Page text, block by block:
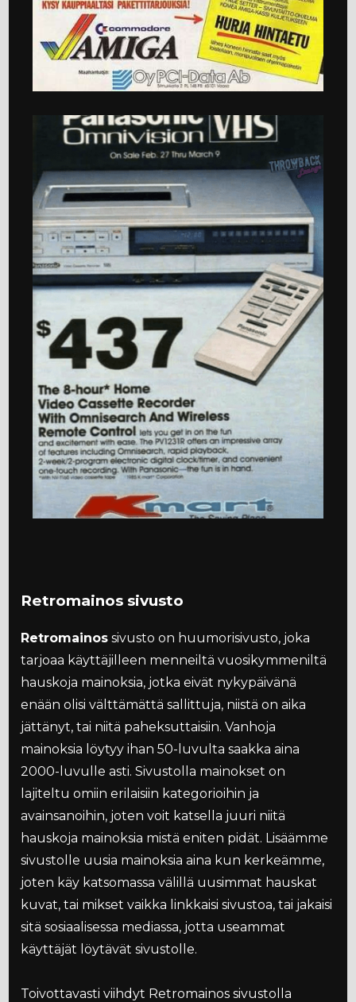
Retromainos sivusto
Retromainos sivusto on huumorisivusto, joka
tarjoaa käyttäjilleen menneiltä vuosikymmeniltä
hauskoja mainoksia, jotka eivät nykypäivänä
enään olisi välttämättä sallittuja, niistä on aika
jättänyt, tai niitä paheksuttaisiin. Vanhoja
mainoksia löytyy ihan 50-luvulta saakka aina
2000-luvulle asti. Sivustolla mainokset on
lajiteltu omiin erilaisiin kategorioihin ja
avainsanoihin, joten voit katsella juuri niitä
hauskoja mainoksia mistä eniten pidät. Lisäämme
sivustolle uusia mainoksia aina kun kerkeämme,
joten käy katsomassa välillä uusimmat hauskat
kuvat, tai mikset vaikka linkkaisi sivustoa, tai jakaisi
sitä sosiaalisessa mediassa, jotta useammat
käyttäjät löytävät sivustolle.
Toivottavasti viihdyt Retromainos sivustolla